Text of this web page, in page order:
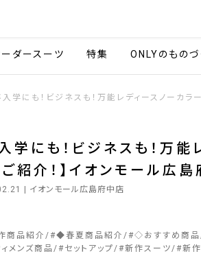
ーダースーツ 特集 ONLYのものづ
入学にも！ビジネスも！万能レディースノーカ
入学にも！ビジネスも！万
紹介！】イオンモール広島
| イオンモール広島府中店
商品紹介 #◆春夏商品紹介 #◇おすすめ商品
ィメンズ商品 #セットアップ #新作スーツ #新